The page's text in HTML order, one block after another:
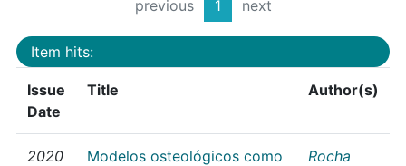
previous 1 next
Item hits:
Issue
Date
Title Author(s)
2020
Modelos osteológicos como
Rocha